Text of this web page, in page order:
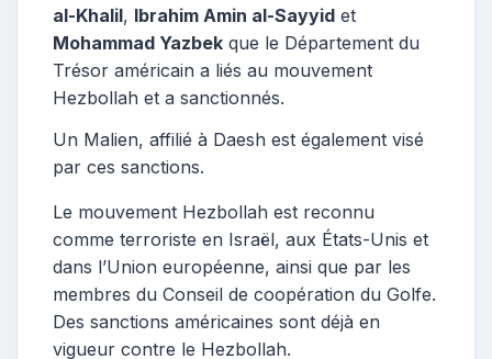
al-Khalil, Ibrahim Amin al-Sayyid et
Mohammad Yazbek que le Département du
Trésor américain a liés au mouvement
Hezbollah et a sanctionnés.
Un Malien, affilié à Daesh est également visé
par ces sanctions.
Le mouvement Hezbollah est reconnu
comme terroriste en Israël, aux États-Unis et
dans l’Union européenne, ainsi que par les
membres du Conseil de coopération du Golfe.
Des sanctions américaines sont déjà en
vigueur contre le Hezbollah.